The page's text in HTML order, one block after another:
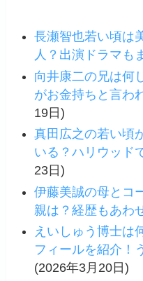
長瀬智也若い頃は
人？出演ドラマも
向井康二の兄は何
がお金持ちと言わ
19日)
真田広之の若い頃
いる？ハリウッド
23日)
伊藤美誠の母とコ
親は？経歴もあわ
えいしゅう博士は
フィールを紹介！
(2026年3月20日)